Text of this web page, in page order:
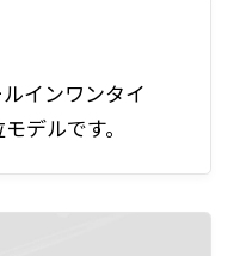
インワンタイ
デルです。